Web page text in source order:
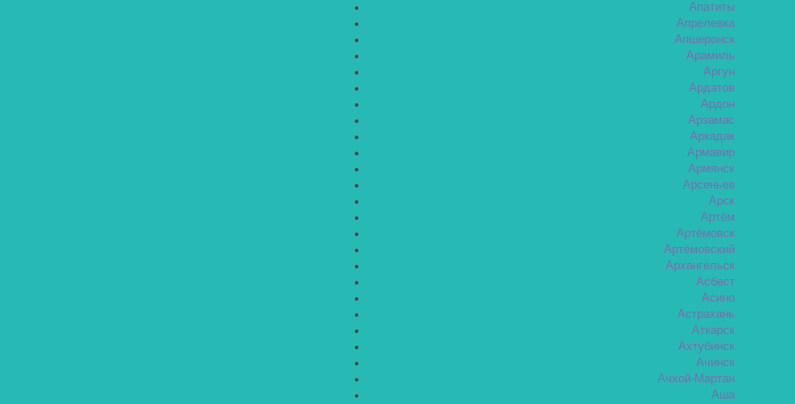
Апатиты
Апрелевка
Апшеронск
Арамиль
Аргун
Ардатов
Ардон
Арзамас
Аркадак
Армавир
Армянск
Арсеньев
Арск
Артём
Артёмовск
Артёмовский
Архангельск
Асбест
Асино
Астрахань
Аткарск
Ахтубинск
Ачинск
Ачхой-Мартан
Аша